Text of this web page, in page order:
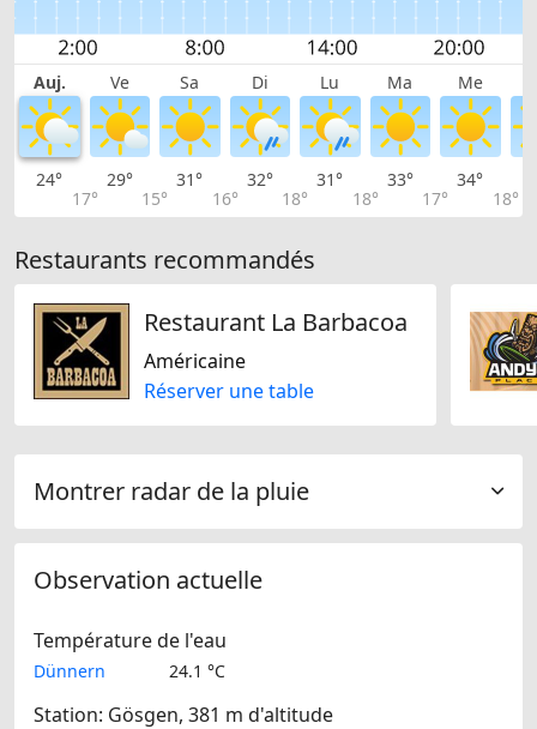
Auj. Ve Sa Di Lu Ma Me
24°
17°
29°
15°
31°
16°
32°
18°
31°
18°
33°
17°
34°
18°
Restaurants recommandés
Restaurant La Barbacoa
Américaine
Réserver une table
Montrer radar de la pluie
Observation actuelle
Température de l'eau
Dünnern 24.1 °C
Station: Gösgen, 381 m d'altitude